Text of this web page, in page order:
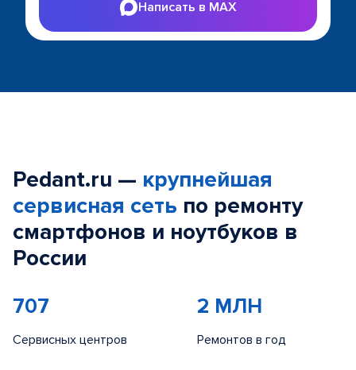
Написать в MAX
Pedant.ru — крупнейшая
сервисная сеть по ремонту
смартфонов и ноутбуков в
России
707
Сервисных центров
2 МЛН
Ремонтов в год